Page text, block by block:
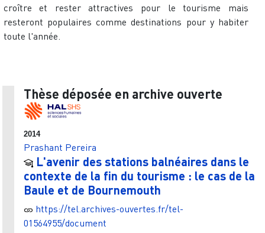
croître et rester attractives pour le tourisme mais
resteront populaires comme destinations pour y habiter
toute l'année.
Thèse déposée en archive ouverte
2014
Prashant Pereira
L'avenir des stations balnéaires dans le
contexte de la fin du tourisme : le cas de la
Baule et de Bournemouth
https://tel.archives-ouvertes.fr/tel-
01564955/document